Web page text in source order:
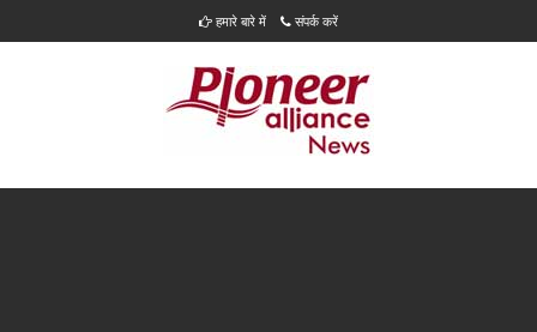
हमारे बारे में संपर्क करें